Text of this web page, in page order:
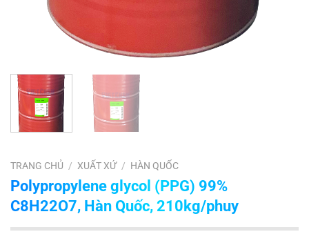
TRANG CHỦ / XUẤT XỨ / HÀN QUỐC
Polypropylene glycol (PPG) 99%
C8H22O7, Hàn Quốc, 210kg/phuy